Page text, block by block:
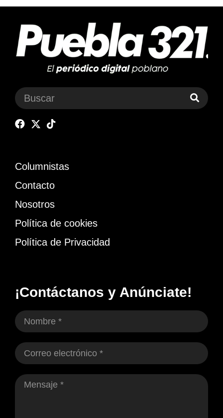
Columnistas
Contacto
Nosotros
Política de cookies
Política de Privacidad
¡Contáctanos y Anúnciate!